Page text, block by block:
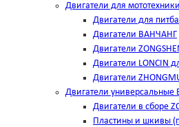
Двигатели для мототехники
Двигатели для
Двигатели ВАНЧАНГ
Двигатели
Двигатели LONCIN
Двигатели
Двигатели универсальные
Двигатели в сборе
Пластины и шкивы